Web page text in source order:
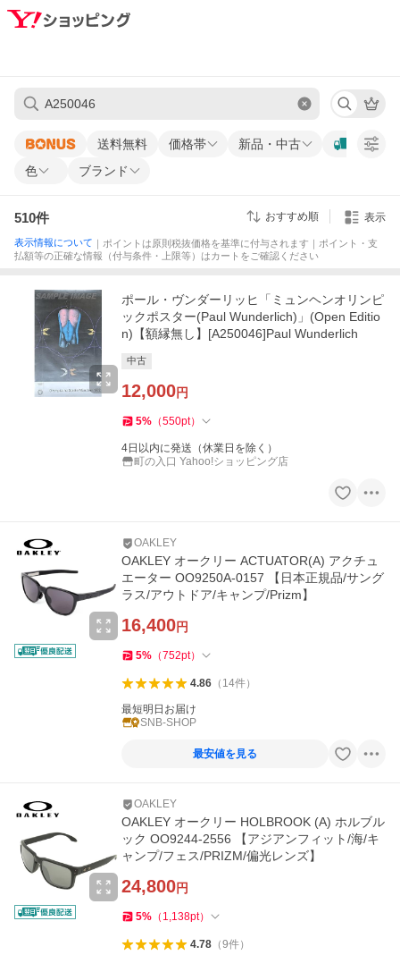
送料無料 価格帯
新品・中古
色
ブランド
510件 おすすめ順 表示
表示情報について ｜ポイントは原則税抜価格を基準に付与されます｜ポイント・支
払額等の正確な情報（付与条件・上限等）はカートをご確認ください
ポール・ヴンダーリッヒ「ミュンヘンオリンピ
ックポスター(Paul Wunderlich)」(Open Editio
n)【額縁無し】[A250046]Paul Wunderlich
中古
12,000円
5% （550pt）
4日以内に発送（休業日を除く）
町の入口 Yahoo!ショッピング店
OAKLEY
OAKLEY オークリー ACTUATOR(A) アクチュ
エーター OO9250A-0157 【日本正規品/サング
ラス/アウトドア/キャンプ/Prizm】
16,400円
5% （752pt）
4.86（ 14件）
最短明日お届け
SNB-SHOP
最安値を見る
OAKLEY
OAKLEY オークリー HOLBROOK (A) ホルブル
ック OO9244-2556 【アジアンフィット/海/キ
ャンプ/フェス/PRIZM/偏光レンズ】
24,800円
5% （ 1,138pt）
4.78（9件）